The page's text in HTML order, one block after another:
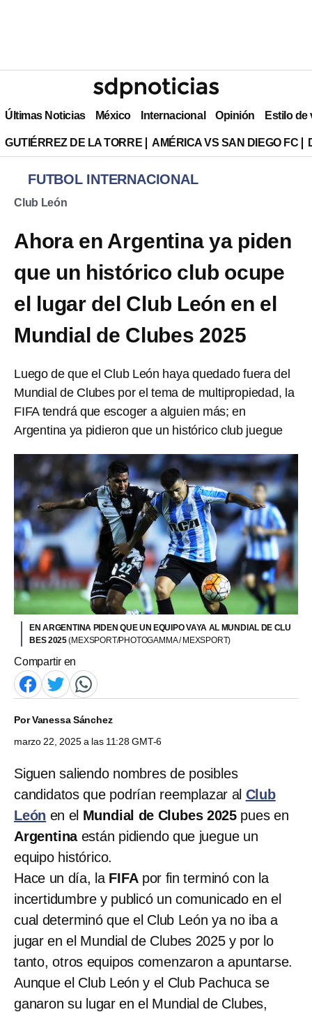
Últimas Noticias México Internacional Opinión Estilo de
GUTIÉRREZ DE LA TORRE AMÉRICA VS SAN DIEGO FC
FUTBOL INTERNACIONAL
Club León
Ahora en Argentina ya piden
que un histórico club ocupe
el lugar del Club León en el
Mundial de Clubes 2025
Luego de que el Club León haya quedado fuera del
Mundial de Clubes por el tema de multipropiedad, la
FIFA tendrá que escoger a alguien más; en
Argentina ya pidieron que un histórico club juegue
EN ARGENTINA PIDEN QUE UN EQUIPO VAYA AL MUNDIAL DE CLU
BES 2025(MEXSPORT/PHOTOGAMMA / MEXSPORT)
Compartir en
PorVanessa Sánchez
marzo 22, 2025 a las 11:28 GMT-6
Siguen saliendo nombres de posibles
candidatos que podrían reemplazar al Club
León en el Mundial de Clubes 2025 pues en
Argentinaestán pidiendo que juegue un
equipo histórico.
Hace un día, la FIFApor fin terminó con la
incertidumbre y publicó un comunicado en el
cual determinó que el Club León ya no iba a
jugar en el Mundial de Clubes 2025 y por lo
tanto, otros equipos comenzaron a apuntarse.
Aunque el Club León y el Club Pachuca se
ganaron su lugar en el Mundial de Clubes,